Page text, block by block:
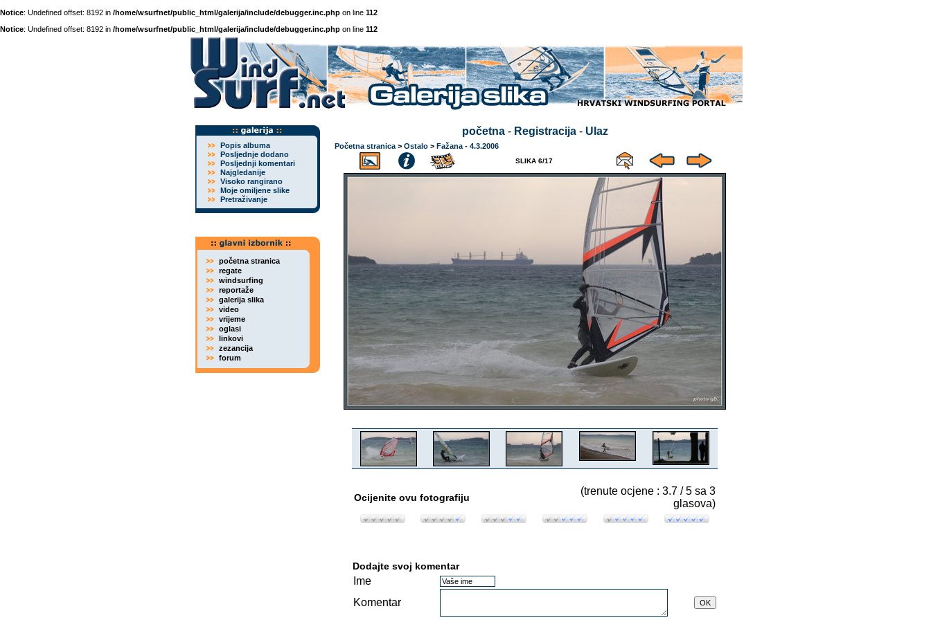
Notice: Undefined offset: 8192 in /home/wsurfnet/public_html/galerija/include/debugger.inc.php on line 112
Notice: Undefined offset: 8192 in /home/wsurfnet/public_html/galerija/include/debugger.inc.php on line 112
Popis albuma
Posljednje dodano
Posljednji komentari
Najgledanije
Visoko rangirano
Moje omiljene slike
Pretraživanje
početna stranica
regate
windsurfing
reportaže
galerija slika
video
vrijeme
oglasi
linkovi
zezancija
forum
početna- Registracija- Ulaz
Početna stranica > Ostalo > Fažana - 4.3.2006
SLIKA 6/17
Ocijenite ovu fotografiju
(trenute ocjene : 3.7 / 5 sa 3
glasova)
Dodajte svoj komentar
Ime
Komentar